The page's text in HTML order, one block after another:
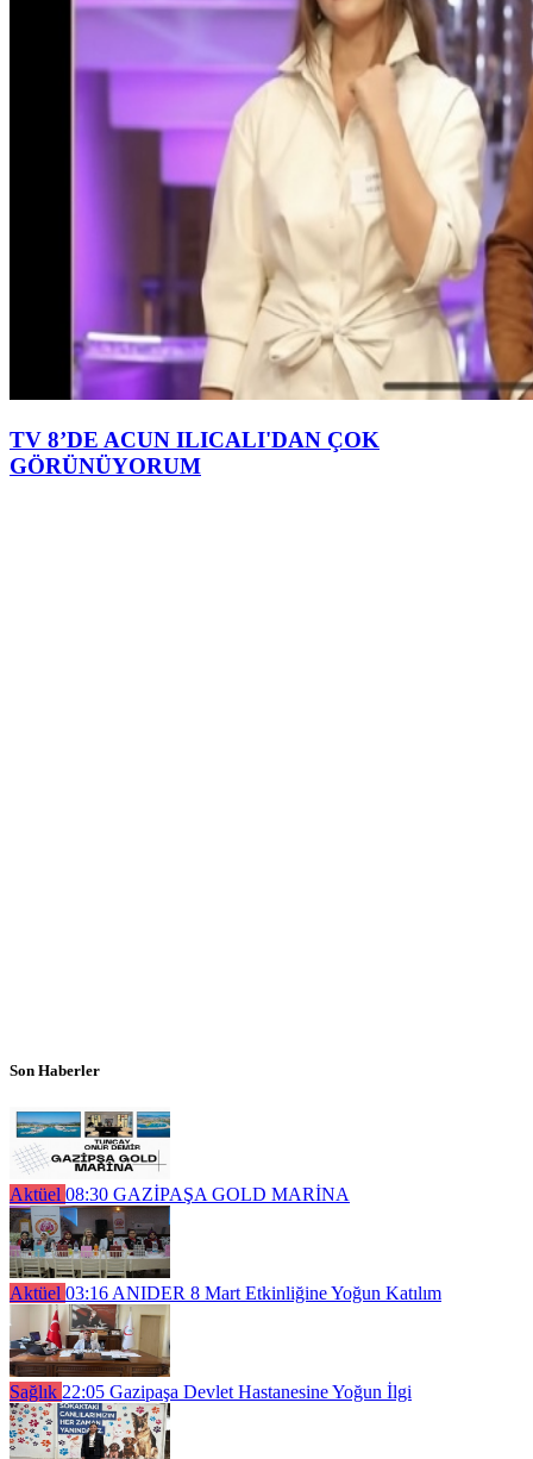
TV 8’DE ACUN ILICALI'DAN ÇOK
GÖRÜNÜYORUM
Son Haberler
Aktüel 08:30 GAZİPAŞA GOLD MARİNA
Aktüel 03:16 ANIDER 8 Mart Etkinliğine Yoğun Katılım
Sağlık 22:05 Gazipaşa Devlet Hastanesine Yoğun İlgi